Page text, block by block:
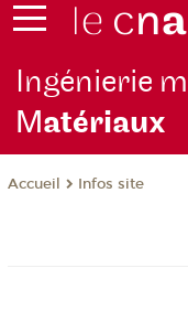
Ingénierie m
Matériaux
Accueil Infos site